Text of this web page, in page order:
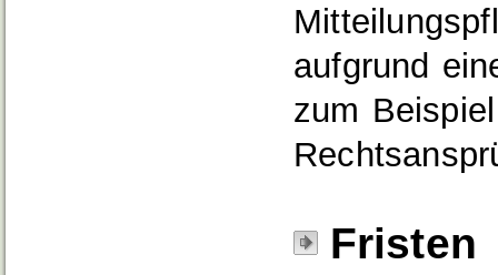
aufgrund
zum
Fristen